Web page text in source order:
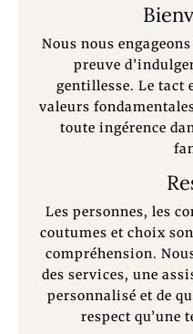
Nous nous
preuve
gentillesse. Le tact
valeurs
toute ingérence
Les personnes, les
coutumes et choix
compréhension.
des services, une
personnalisé et de
respect qu’une